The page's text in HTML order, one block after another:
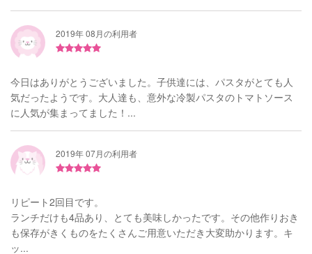
2019年 08月の利用者
今日はありがとうございました。子供達には、パスタがとても人
気だったようです。大人達も、意外な冷製パスタのトマトソース
に人気が集まってました！...
2019年 07月の利用者
リピート2回目です。
ランチだけも4品あり、とても美味しかったです。その他作りおき
も保存がきくものをたくさんご用意いただき大変助かります。キ
ッ...